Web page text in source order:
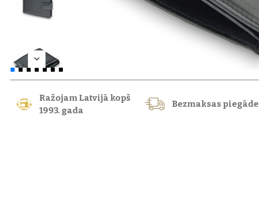
Ražojam Latvijā kopš
1993. gada
Bezmaksas piegāde